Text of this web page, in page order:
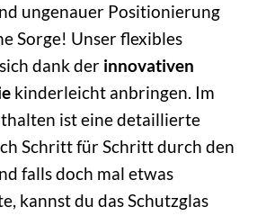
ungenauer Positionierung
Sorge! Unser flexibles
dank der innovativen
kinderleicht anbringen. Im
ist eine detaillierte
Schritt für Schritt durch den
falls doch mal etwas
kannst du das Schutzglas